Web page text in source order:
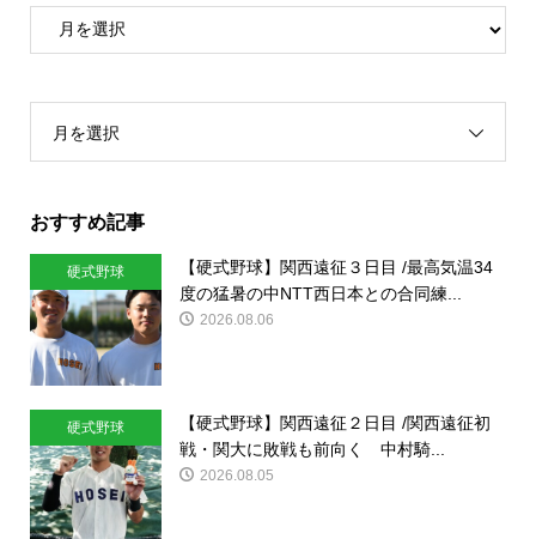
月を選択
おすすめ記事
硬式野球
【硬式野球】関西遠征３日目 /最高気温34
度の猛暑の中NTT西日本との合同練...
2026.08.06
硬式野球
【硬式野球】関西遠征２日目 /関西遠征初
戦・関大に敗戦も前向く 中村騎...
2026.08.05